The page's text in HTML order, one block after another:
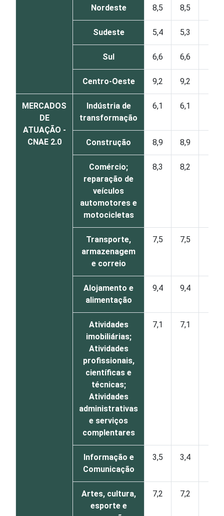
Nordeste 8,5 8,5
Sudeste 5,4 5,3
Sul 6,6 6,6
Centro-Oeste 9,2 9,2
MERCADOS
DE
ATUAÇÃO -
CNAE 2.0
Indústria de
transformação
6,1 6,1
Construção 8,9 8,9
Comércio;
reparação de
veículos
automotores e
motocicletas
8,3 8,2
Transporte,
armazenagem
e correio
7,5 7,5
Alojamento e
alimentação
9,4 9,4
Atividades
imobiliárias;
Atividades
profissionais,
científicas e
técnicas;
Atividades
administrativas
e serviços
complentares
7,1 7,1
Informação e
Comunicação
3,5 3,4
Artes, cultura,
esporte e
7,2 7,2